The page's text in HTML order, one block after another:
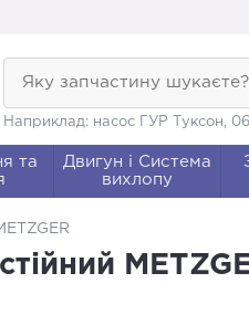
Яку запчастину шукаєте?
Наприклад: насос ГУР Туксон,
та
Двигун і Система
вихлопу